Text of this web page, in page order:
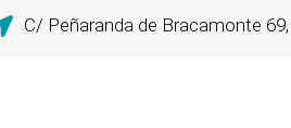
C/ Peñaranda de Bracamonte